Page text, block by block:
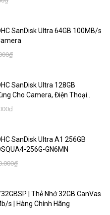
SanDisk Ultra 64GB 100MB/s
SanDisk Ultra 128GB
Cho Camera, Điện Thoại..
SanDisk Ultra A1 256GB
256G-GN6MN
| Thẻ Nhớ 32GB CanVas
s | Hàng Chính Hãng